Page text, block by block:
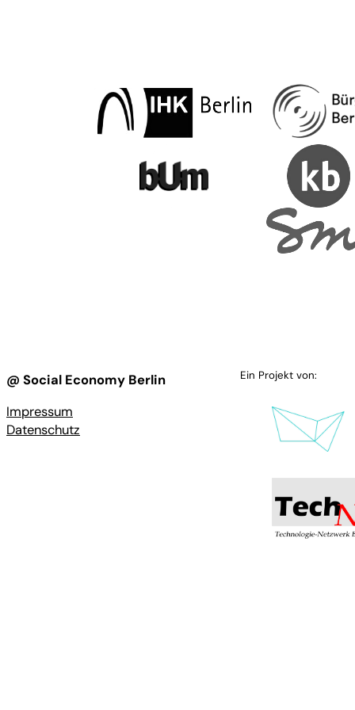
@ Social Economy Berlin
Impressum
Datenschutz
Ein Projekt von: